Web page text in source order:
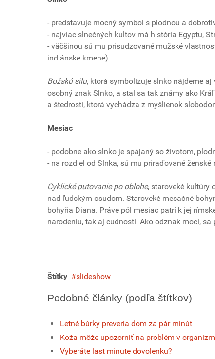
- predstavuje mocný symbol s plodnou a
- najviac slnečných kultov má história Egyptu,
- väčšinou sú mu prisudzované mužské
indiánske kmene)
Božskú silu, ktorá symbolizuje slnko nájdeme
osobný znak Slnko, a stal sa tak známy ako
a štedrosti, ktorá vychádza z myšlienok
Mesiac
- podobne ako slnko je spájaný so životom,
- na rozdiel od Slnka, sú mu priraďované
Cyklické putovanie po oblohe, staroveké kultúry
nad ľudským osudom. Staroveké mesačné
bohyňa Diana. Práve pól mesiac patrí k jej
narodeniu, tak aj cudnosti. Ako odznak moci,
Štítky slideshow
Podobné články (podľa štítkov)
Letné búrky preveria dom za pár minút
Koža môže upozorniť na problém v
Vyberáte last minute dovolenku?